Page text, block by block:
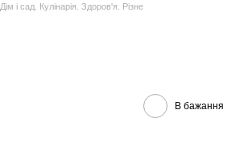
Дім і сад. Кулінарія. Здоров'я. Різне
В бажання